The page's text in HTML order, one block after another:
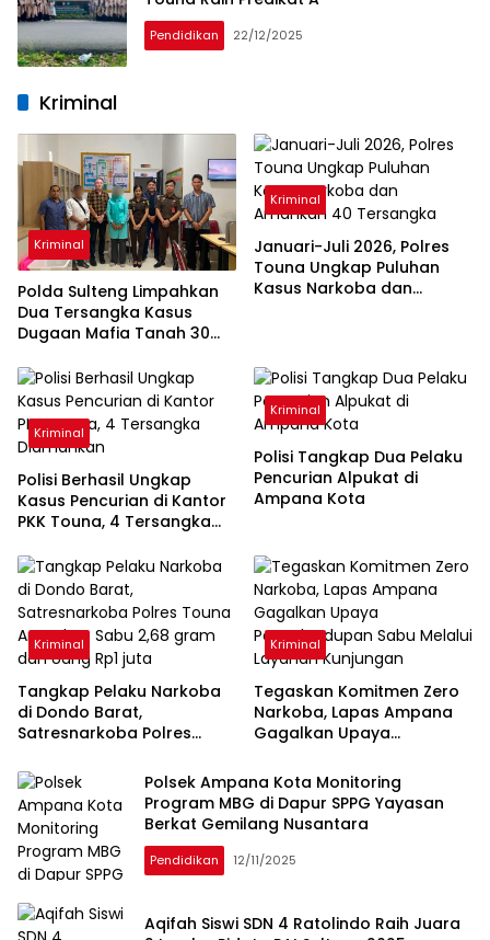
Pendidikan 22/12/2025
Kriminal
Kriminal
Polda Sulteng Limpahkan
Dua Tersangka Kasus
Dugaan Mafia Tanah 30
Kejaksaan
Kriminal
Januari-Juli 2026, Polres
Touna Ungkap Puluhan
Kasus Narkoba dan
Kriminal
Polisi Berhasil Ungkap
Kasus Pencurian di Kantor
PKK Touna, 4 Tersangka
Kriminal
Polisi Tangkap Dua Pelaku
Pencurian Alpukat di
Ampana Kota
Kriminal
Tangkap Pelaku Narkoba
di Dondo Barat,
Satresnarkoba Polres
gram dan Uang Rp1 juta
Kriminal
Tegaskan Komitmen Zero
Narkoba, Lapas Ampana
Gagalkan Upaya
Melalui Layanan Kunjungan
Polsek Ampana Kota Monitoring
Program MBG di Dapur SPPG Yayasan
Berkat Gemilang Nusantara
Pendidikan 12/11/2025
Aqifah Siswi SDN 4 Ratolindo Raih Juara